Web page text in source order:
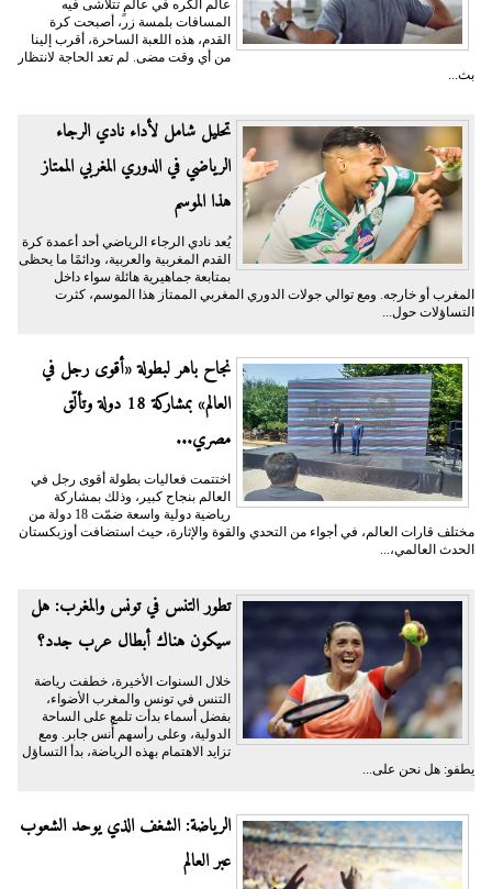
عالم الكره في عالمٍ تتلاشى فيه
المسافات بلمسة زر، أصبحت كرة
القدم، هذه اللعبة الساحرة، أقرب إلينا
من أي وقت مضى. لم تعد الحاجة لانتظار
بث...
تحليل شامل لأداء نادي الرجاء
الرياضي في الدوري المغربي الممتاز
هذا الموسم
يُعد نادي الرجاء الرياضي أحد أعمدة كرة
القدم المغربية والعربية، ودائمًا ما يحظى
بمتابعة جماهيرية هائلة سواء داخل
المغرب أو خارجه. ومع توالي جولات الدوري المغربي الممتاز هذا الموسم، كثرت
التساؤلات حول...
نجاح باهر لبطولة «أقوى رجل في
العالم» بمشاركة 18 دولة وتألّق
مصري...
اختتمت فعاليات بطولة أقوى رجل في
العالم بنجاح كبير، وذلك بمشاركة
رياضية دولية واسعة ضمّت 18 دولة من
مختلف قارات العالم، في أجواء من التحدي والقوة والإثارة، حيث استضافت أوزبكستان
الحدث العالمي،...
تطور التنس في تونس والمغرب: هل
سيكون هناك أبطال عرب جدد؟
خلال السنوات الأخيرة، خطفت رياضة
التنس في تونس والمغرب الأضواء،
بفضل أسماء بدأت تلمع على الساحة
الدولية، وعلى رأسهم أُنس جابر. ومع
تزايد الاهتمام بهذه الرياضة، بدأ التساؤل
يطفو: هل نحن على...
الرياضة: الشغف الذي يوحد الشعوب
عبر العالم